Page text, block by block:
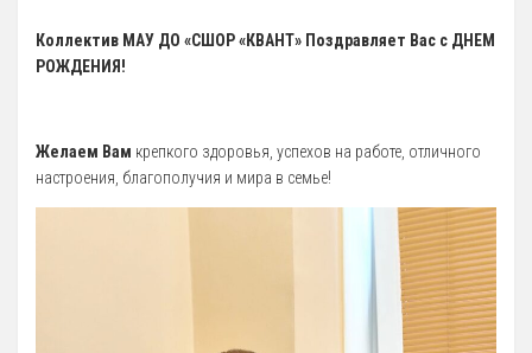
ГТО
Контакты отдела
Календарь Испытаний
Коллектив МАУ ДО «СШОР «КВАНТ» Поздравляет Вас с ДНЕМ
РОЖДЕНИЯ!
Желаем Вам крепкого здоровья, успехов на работе, отличного
настроения, благополучия и мира в семье!